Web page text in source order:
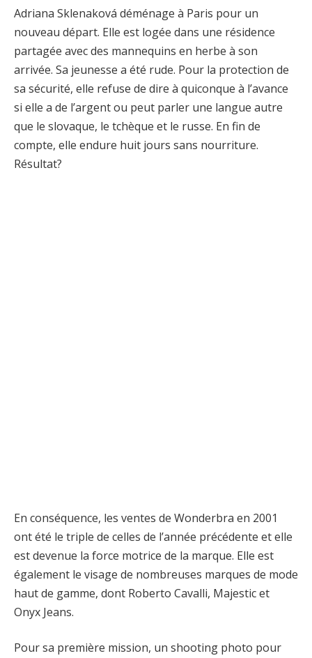
Adriana Sklenaková déménage à Paris pour un
nouveau départ. Elle est logée dans une résidence
partagée avec des mannequins en herbe à son
arrivée. Sa jeunesse a été rude. Pour la protection de
sa sécurité, elle refuse de dire à quiconque à l’avance
si elle a de l’argent ou peut parler une langue autre
que le slovaque, le tchèque et le russe. En fin de
compte, elle endure huit jours sans nourriture.
Résultat?
En conséquence, les ventes de Wonderbra en 2001
ont été le triple de celles de l’année précédente et elle
est devenue la force motrice de la marque. Elle est
également le visage de nombreuses marques de mode
haut de gamme, dont Roberto Cavalli, Majestic et
Onyx Jeans.
Pour sa première mission, un shooting photo pour